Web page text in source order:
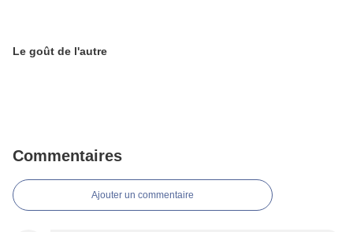
Le goût de l'autre
Commentaires
Ajouter un commentaire